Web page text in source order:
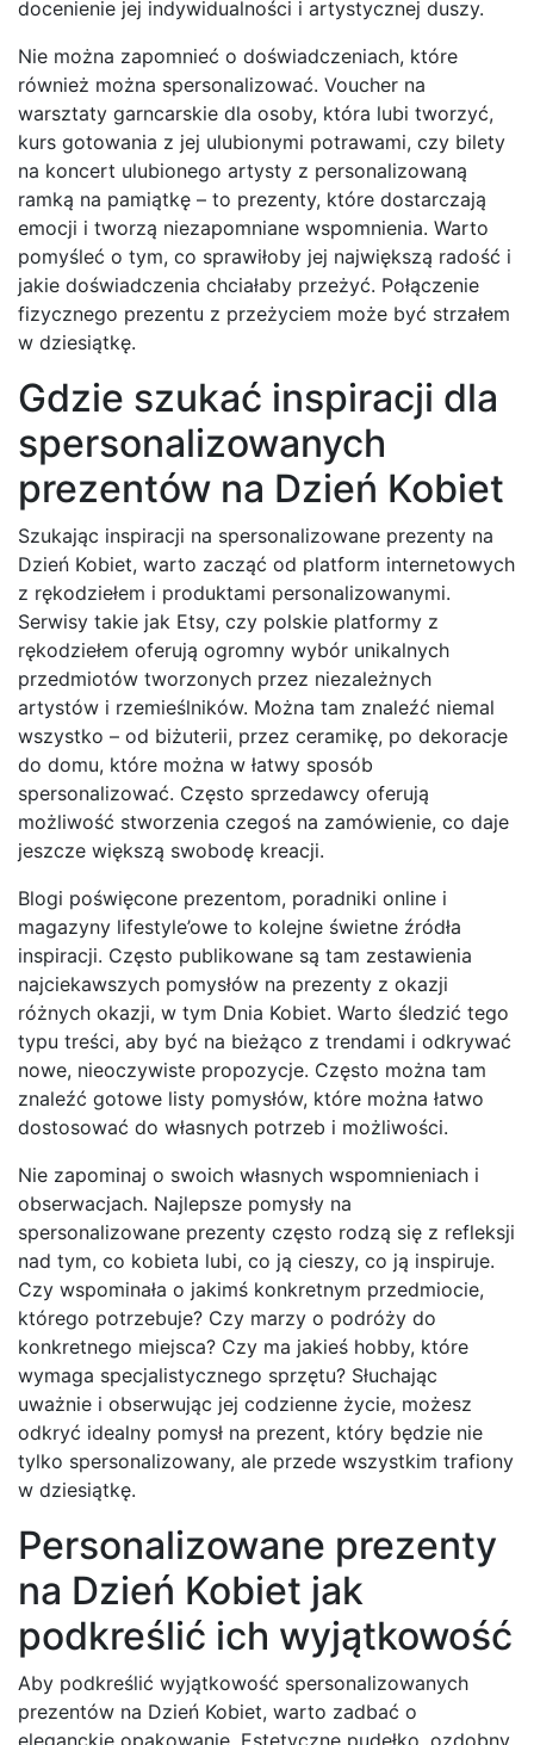
docenienie jej indywidualności i artystycznej duszy.
Nie można zapomnieć o doświadczeniach, które
również można spersonalizować. Voucher na
warsztaty garncarskie dla osoby, która lubi tworzyć,
kurs gotowania z jej ulubionymi potrawami, czy bilety
na koncert ulubionego artysty z personalizowaną
ramką na pamiątkę – to prezenty, które dostarczają
emocji i tworzą niezapomniane wspomnienia. Warto
pomyśleć o tym, co sprawiłoby jej największą radość i
jakie doświadczenia chciałaby przeżyć. Połączenie
fizycznego prezentu z przeżyciem może być strzałem
w dziesiątkę.
Gdzie szukać inspiracji dla
spersonalizowanych
prezentów na Dzień Kobiet
Szukając inspiracji na spersonalizowane prezenty na
Dzień Kobiet, warto zacząć od platform internetowych
z rękodziełem i produktami personalizowanymi.
Serwisy takie jak Etsy, czy polskie platformy z
rękodziełem oferują ogromny wybór unikalnych
przedmiotów tworzonych przez niezależnych
artystów i rzemieślników. Można tam znaleźć niemal
wszystko – od biżuterii, przez ceramikę, po dekoracje
do domu, które można w łatwy sposób
spersonalizować. Często sprzedawcy oferują
możliwość stworzenia czegoś na zamówienie, co daje
jeszcze większą swobodę kreacji.
Blogi poświęcone prezentom, poradniki online i
magazyny lifestyle’owe to kolejne świetne źródła
inspiracji. Często publikowane są tam zestawienia
najciekawszych pomysłów na prezenty z okazji
różnych okazji, w tym Dnia Kobiet. Warto śledzić tego
typu treści, aby być na bieżąco z trendami i odkrywać
nowe, nieoczywiste propozycje. Często można tam
znaleźć gotowe listy pomysłów, które można łatwo
dostosować do własnych potrzeb i możliwości.
Nie zapominaj o swoich własnych wspomnieniach i
obserwacjach. Najlepsze pomysły na
spersonalizowane prezenty często rodzą się z refleksji
nad tym, co kobieta lubi, co ją cieszy, co ją inspiruje.
Czy wspominała o jakimś konkretnym przedmiocie,
którego potrzebuje? Czy marzy o podróży do
konkretnego miejsca? Czy ma jakieś hobby, które
wymaga specjalistycznego sprzętu? Słuchając
uważnie i obserwując jej codzienne życie, możesz
odkryć idealny pomysł na prezent, który będzie nie
tylko spersonalizowany, ale przede wszystkim trafiony
w dziesiątkę.
Personalizowane prezenty
na Dzień Kobiet jak
podkreślić ich wyjątkowość
Aby podkreślić wyjątkowość spersonalizowanych
prezentów na Dzień Kobiet, warto zadbać o
eleganckie opakowanie. Estetyczne pudełko, ozdobny